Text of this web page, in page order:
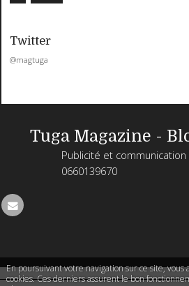
En poursuivant votre navigation sur ce site,
cookies. Ces derniers assurent le bon
Twitter
@magtuga
Tuga Magazine -
Publicité et
0660139670